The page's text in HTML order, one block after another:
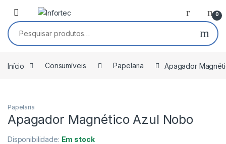
Saltar para navegação
Pular para o conteúdo
0
Pesquisar por:
Início Consumíveis Papelaria Apagador
Papelaria
Apagador Magnético Azul Nobo
Disponibilidade: Em stock